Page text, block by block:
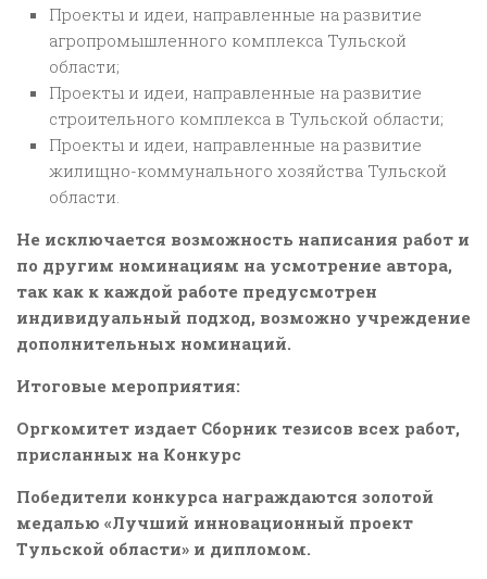
Проекты и идеи, направленные на развитие
агропромышленного комплекса Тульской
области;
Проекты и идеи, направленные на развитие
строительного комплекса в Тульской области;
Проекты и идеи, направленные на развитие
жилищно-коммунального хозяйства Тульской
области.
Не исключается возможность написания работ и
по другим номинациям на усмотрение автора,
так как к каждой работе предусмотрен
индивидуальный подход, возможно учреждение
дополнительных номинаций.
Итоговые мероприятия:
Оргкомитет издает Сборник тезисов всех работ,
присланных на Конкурс
Победители конкурса награждаются золотой
медалью «Лучший инновационный проект
Тульской области» и дипломом.